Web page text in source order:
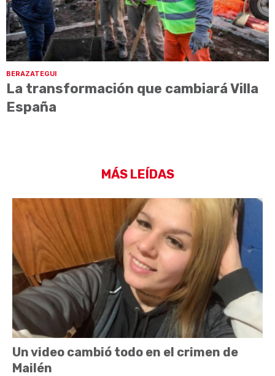
BERAZATEGUI
La transformación que cambiará Villa
España
MÁS LEÍDAS
Un video cambió todo en el crimen de
Mailén